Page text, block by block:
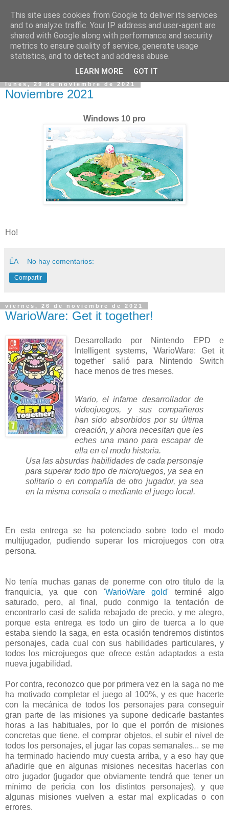
lunes, 29 de noviembre de 2021
Noviembre 2021
Windows 10 pro
Ho!
ÉA No hay comentarios:
Compartir
viernes, 26 de noviembre de 2021
WarioWare: Get it together!
Desarrollado por Nintendo EPD e
Intelligent systems, 'WarioWare: Get it
together' salió para Nintendo Switch
hace menos de tres meses.
Wario, el infame desarrollador de
videojuegos, y sus compañeros
han sido absorbidos por su última
creación, y ahora necesitan que les
eches una mano para escapar de
ella en el modo historia.
Usa las absurdas habilidades de cada personaje
para superar todo tipo de microjuegos, ya sea en
solitario o en compañía de otro jugador, ya sea
en la misma consola o mediante el juego local.
En esta entrega se ha potenciado sobre todo el modo
multijugador, pudiendo superar los microjuegos con otra
persona.
No tenía muchas ganas de ponerme con otro título de la
franquicia, ya que con 'WarioWare gold' terminé algo
saturado, pero, al final, pudo conmigo la tentación de
encontrarlo casi de salida rebajado de precio, y me alegro,
porque esta entrega es todo un giro de tuerca a lo que
estaba siendo la saga, en esta ocasión tendremos distintos
personajes, cada cual con sus habilidades particulares, y
todos los microjuegos que ofrece están adaptados a esta
nueva jugabilidad.
Por contra, reconozco que por primera vez en la saga no me
ha motivado completar el juego al 100%, y es que hacerte
con la mecánica de todos los personajes para conseguir
gran parte de las misiones ya supone dedicarle bastantes
horas a las habituales, por lo que el porrón de misiones
concretas que tiene, el comprar objetos, el subir el nivel de
todos los personajes, el jugar las copas semanales... se me
ha terminado haciendo muy cuesta arriba, y a eso hay que
añadirle que en algunas misiones necesitas hacerlas con
otro jugador (jugador que obviamente tendrá que tener un
mínimo de pericia con los distintos personajes), y que
algunas misiones vuelven a estar mal explicadas o con
errores.
This site uses cookies from Google to deliver its services
and to analyze traffic. Your IP address and user-agent are
shared with Google along with performance and security
metrics to ensure quality of service, generate usage
statistics, and to detect and address abuse.
LEARN MORE GOT IT